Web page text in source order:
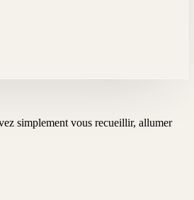
simplement vous recueillir, allumer